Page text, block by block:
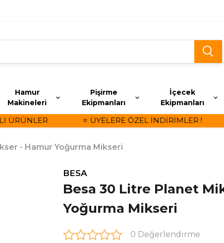
Hamur
Makineleri
Pişirme
Ekipmanları
İçecek
Ekipmanları
⭐ ÜYELERE ÖZEL İNDİRİMLER !
- Hamur Yoğurma Mikseri
BESA
Besa 30 Litre Planet
Yoğurma Mikseri
0 Değerlendirme